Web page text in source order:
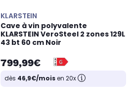
KLARSTEIN
Cave à vin polyvalente
KLARSTEIN VeroSteel 2 zones 129L
43 bt 60 cm Noir
799,99€
dès 46,9€/moisen 20x